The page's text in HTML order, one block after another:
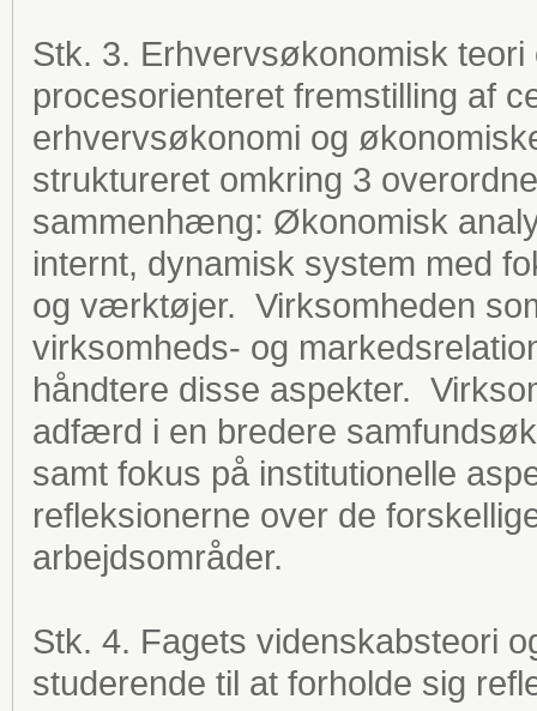
Stk. 3. Erhvervsøkonomisk
procesorienteret fremstilling af
erhvervsøkonomi og
struktureret omkring 3
sammenhæng: Økonomisk
internt, dynamisk system med
og værktøjer. Virksomheden
virksomheds- og
håndtere disse aspekter.
adfærd i en bredere
samt fokus på institutionelle
refleksionerne over de
arbejdsområder.
Stk. 4. Fagets videnskabsteori
studerende til at forholde sig